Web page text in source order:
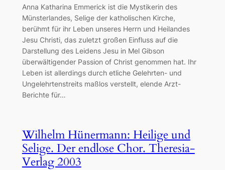
Anna Katharina Emmerick ist die Mystikerin des
Münsterlandes, Selige der katholischen Kirche,
berühmt für ihr Leben unseres Herrn und Heilandes
Jesu Christi, das zuletzt großen Einfluss auf die
Darstellung des Leidens Jesu in Mel Gibson
überwältigender Passion of Christ genommen hat. Ihr
Leben ist allerdings durch etliche Gelehrten- und
Ungelehrtenstreits maßlos verstellt, elende Arzt-
Berichte für…
Wilhelm Hünermann: Heilige und
Selige. Der endlose Chor. Theresia-
Verlag 2003